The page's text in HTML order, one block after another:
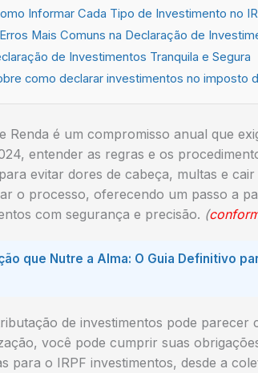
Informar Cada Tipo de Investimento no
Mais Comuns na Declaração de
de Investimentos Tranquila e Segura
como declarar investimentos no imposto
Renda é um compromisso anual que
entender as regras e os
evitar dores de cabeça, multas e
o processo, oferecendo um passo a
com segurança e precisão. (
que Nutre a Alma: O Guia Definitivo
de investimentos pode parecer
você pode cumprir suas
para o IRPF investimentos, desde a